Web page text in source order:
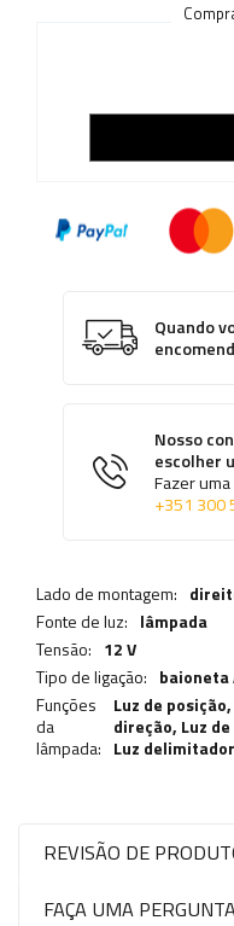
Quando
Nosso
escolher
Fazer
+351 300
Lado de montagem:
Fonte de luz: lâmpada
Tensão: 12 V
Tipo de ligação: baioneta
Funções
da
lâmpada:
Luz de posição,
direção, Luz
Luz
REVISÃO DE
FAÇA UMA